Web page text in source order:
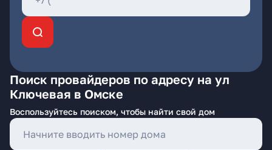
Поиск провайдеров по адресу на ул
Ключевая в Омске
Воспользуйтесь поиском, чтобы найти свой дом